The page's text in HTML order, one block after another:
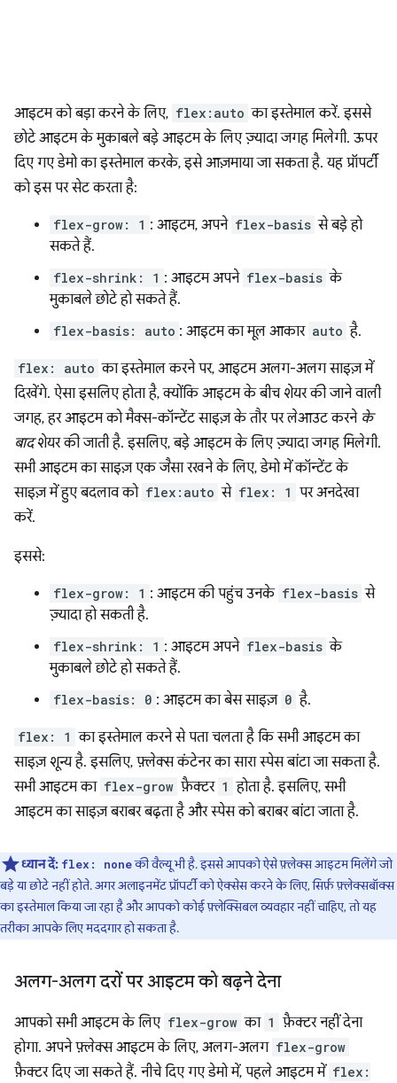
आइटम को बड़ा करने के लिए, flex:auto का इस्तेमाल करें. इससे
छोटे आइटम के मुकाबले बड़े आइटम के लिए ज़्यादा जगह मिलेगी. ऊपर
दिए गए डेमो का इस्तेमाल करके, इसे आज़माया जा सकता है. यह प्रॉपर्टी
को इस पर सेट करता है:
flex-grow: 1 : आइटम, अपने flex-basis से बड़े हो
सकते हैं.
flex-shrink: 1 : आइटम अपने flex-basis के
मुकाबले छोटे हो सकते हैं.
flex-basis: auto : आइटम का मूल आकार auto है.
flex: auto का इस्तेमाल करने पर, आइटम अलग-अलग साइज़ में
दिखेंगे. ऐसा इसलिए होता है, क्योंकि आइटम के बीच शेयर की जाने वाली
जगह, हर आइटम को मैक्स-कॉन्टेंट साइज़ के तौर पर लेआउट करने के
बादशेयर की जाती है. इसलिए, बड़े आइटम के लिए ज़्यादा जगह मिलेगी.
सभी आइटम का साइज़ एक जैसा रखने के लिए, डेमो में कॉन्टेंट के
साइज़ में हुए बदलाव को flex:auto से flex: 1 पर अनदेखा
करें.
इससे:
flex-grow: 1 : आइटम की पहुंच उनके flex-basis से
ज़्यादा हो सकती है.
flex-shrink: 1 : आइटम अपने flex-basis के
मुकाबले छोटे हो सकते हैं.
flex-basis: 0 : आइटम का बेस साइज़ 0 है.
flex: 1 का इस्तेमाल करने से पता चलता है कि सभी आइटम का
साइज़ शून्य है. इसलिए, फ़्लेक्स कंटेनर का सारा स्पेस बांटा जा सकता है.
सभी आइटम का flex-grow फ़ैक्टर 1 होता है. इसलिए, सभी
आइटम का साइज़ बराबर बढ़ता है और स्पेस को बराबर बांटा जाता है.
ध्यान दें: flex: noneकी वैल्यू भी है. इससे आपको ऐसे फ़्लेक्स आइटम मिलेंगे जो
बड़े या छोटे नहीं होते. अगर अलाइनमेंट प्रॉपर्टी को ऐक्सेस करने के लिए, सिर्फ़ फ़्लेक्सबॉक्स
का इस्तेमाल किया जा रहा है और आपको कोई फ़्लेक्सिबल व्यवहार नहीं चाहिए, तो यह
तरीका आपके लिए मददगार हो सकता है.
अलग-अलग दरों पर आइटम को बढ़ने देना
आपको सभी आइटम के लिए flex-grow का 1 फ़ैक्टर नहीं देना
होगा. अपने फ़्लेक्स आइटम के लिए, अलग-अलग flex-grow
फ़ैक्टर दिए जा सकते हैं. नीचे दिए गए डेमो में, पहले आइटम में flex: